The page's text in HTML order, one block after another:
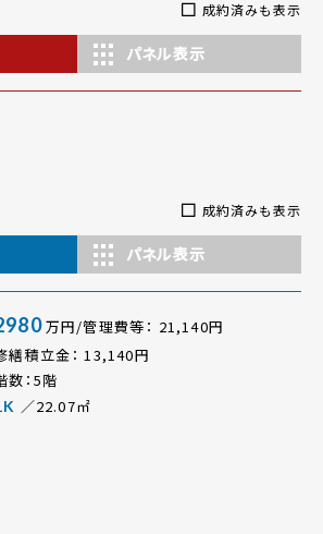
成約済みも表示
パネル表示
成約済みも表示
パネル表示
万円/管理費等： 21,140円
繕積立金： 13,140円
数：5階
／22.07㎡